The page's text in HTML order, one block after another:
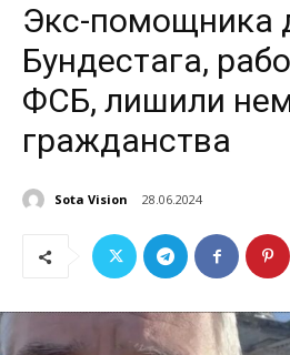
Экс-помощника
Бундестага,
ФСБ, лишили
гражданства
Sota Vision 28.06.2024